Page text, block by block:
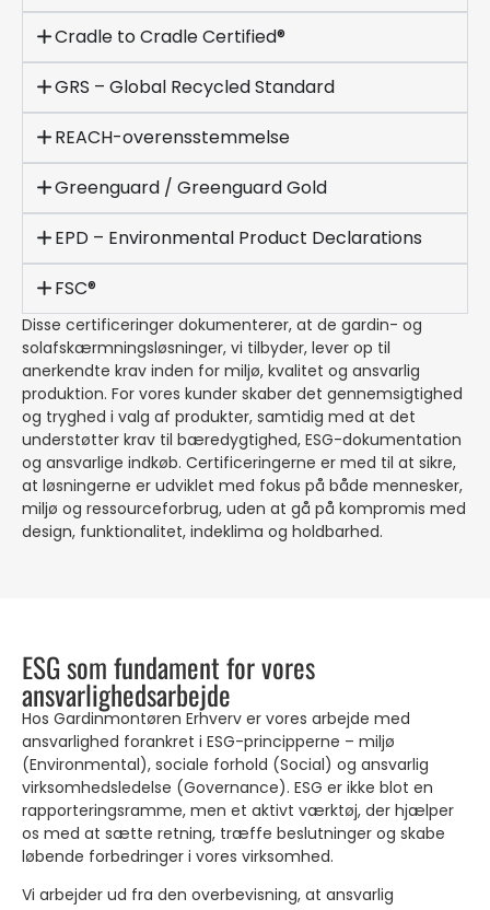
Cradle to Cradle Certified®
GRS – Global Recycled Standard
REACH-overensstemmelse
Greenguard / Greenguard Gold
EPD – Environmental Product Declarations
FSC®
Disse certificeringer dokumenterer, at de gardin- og
solafskærmningsløsninger, vi tilbyder, lever op til
anerkendte krav inden for miljø, kvalitet og ansvarlig
produktion. For vores kunder skaber det gennemsigtighed
og tryghed i valg af produkter, samtidig med at det
understøtter krav til bæredygtighed, ESG-dokumentation
og ansvarlige indkøb. Certificeringerne er med til at sikre,
at løsningerne er udviklet med fokus på både mennesker,
miljø og ressourceforbrug, uden at gå på kompromis med
design, funktionalitet, indeklima og holdbarhed.
ESG som fundament for vores
ansvarlighedsarbejde
Hos Gardinmontøren Erhverv er vores arbejde med
ansvarlighed forankret i ESG-principperne – miljø
(Environmental), sociale forhold (Social) og ansvarlig
virksomhedsledelse (Governance). ESG er ikke blot en
rapporteringsramme, men et aktivt værktøj, der hjælper
os med at sætte retning, træffe beslutninger og skabe
løbende forbedringer i vores virksomhed.
Vi arbejder ud fra den overbevisning, at ansvarlig